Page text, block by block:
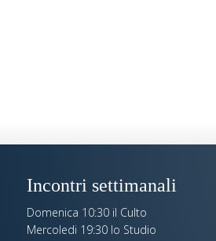
Incontri settimanali
Domenica 10:30 il Culto
Mercoledi 19:30 lo Studio